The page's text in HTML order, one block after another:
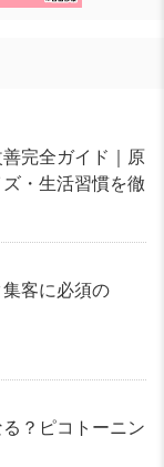
完全ガイド｜原
・生活習慣を徹
客に必須の
？ピコトーニン